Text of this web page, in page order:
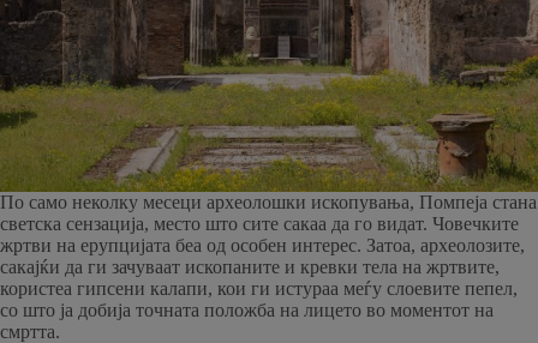
По само неколку месеци археолошки ископувања, Помпеја стана
светска сензација, место што сите сакаа да го видат. Човечките
жртви на ерупцијата беа од особен интерес. Затоа, археолозите,
сакајќи да ги зачуваат ископаните и кревки тела на жртвите,
користеа гипсени калапи, кои ги истураа меѓу слоевите пепел,
со што ја добија точната положба на лицето во моментот на
смртта.